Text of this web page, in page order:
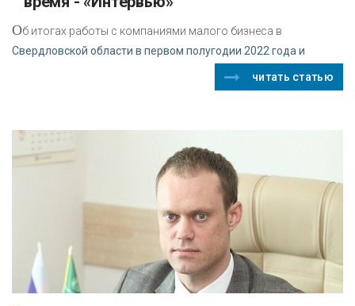
Об итогах работы с компаниями малого бизнеса в
Свердловской области в первом полугодии 2022 года и
читать статью